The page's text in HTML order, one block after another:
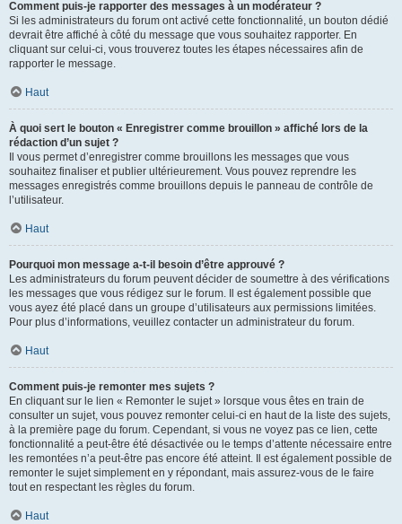
Comment puis-je rapporter des messages à un modérateur ?
Si les administrateurs du forum ont activé cette fonctionnalité, un bouton dédié
devrait être affiché à côté du message que vous souhaitez rapporter. En
cliquant sur celui-ci, vous trouverez toutes les étapes nécessaires afin de
rapporter le message.
Haut
À quoi sert le bouton « Enregistrer comme brouillon » affiché lors de la
rédaction d’un sujet ?
Il vous permet d’enregistrer comme brouillons les messages que vous
souhaitez finaliser et publier ultérieurement. Vous pouvez reprendre les
messages enregistrés comme brouillons depuis le panneau de contrôle de
l’utilisateur.
Haut
Pourquoi mon message a-t-il besoin d’être approuvé ?
Les administrateurs du forum peuvent décider de soumettre à des vérifications
les messages que vous rédigez sur le forum. Il est également possible que
vous ayez été placé dans un groupe d’utilisateurs aux permissions limitées.
Pour plus d’informations, veuillez contacter un administrateur du forum.
Haut
Comment puis-je remonter mes sujets ?
En cliquant sur le lien « Remonter le sujet » lorsque vous êtes en train de
consulter un sujet, vous pouvez remonter celui-ci en haut de la liste des sujets,
à la première page du forum. Cependant, si vous ne voyez pas ce lien, cette
fonctionnalité a peut-être été désactivée ou le temps d’attente nécessaire entre
les remontées n’a peut-être pas encore été atteint. Il est également possible de
remonter le sujet simplement en y répondant, mais assurez-vous de le faire
tout en respectant les règles du forum.
Haut